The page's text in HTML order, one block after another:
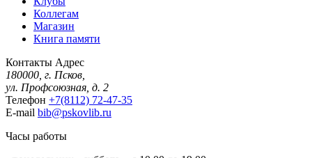
Коллегам
Магазин
Книга памяти
Контакты Адрес
180000, г. Псков,
ул. Профсоюзная, д. 2
Телефон +7(8112) 72-47-35
E-mail bib@pskovlib.ru
Часы работы